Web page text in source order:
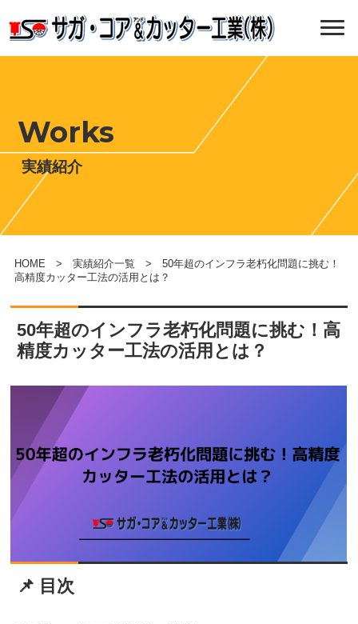
Works
実績紹介
HOME > 実績紹介一覧 > 50年超のインフラ老朽化問題に挑む！
高精度カッター工法の活用とは？
50年超のインフラ老朽化問題に挑む！高
精度カッター工法の活用とは？
📌 目次